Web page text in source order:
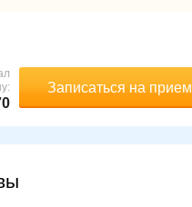
Записаться на прием